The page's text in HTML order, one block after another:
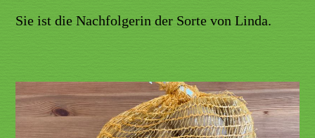
Sie ist die Nachfolgerin der Sorte von Linda.